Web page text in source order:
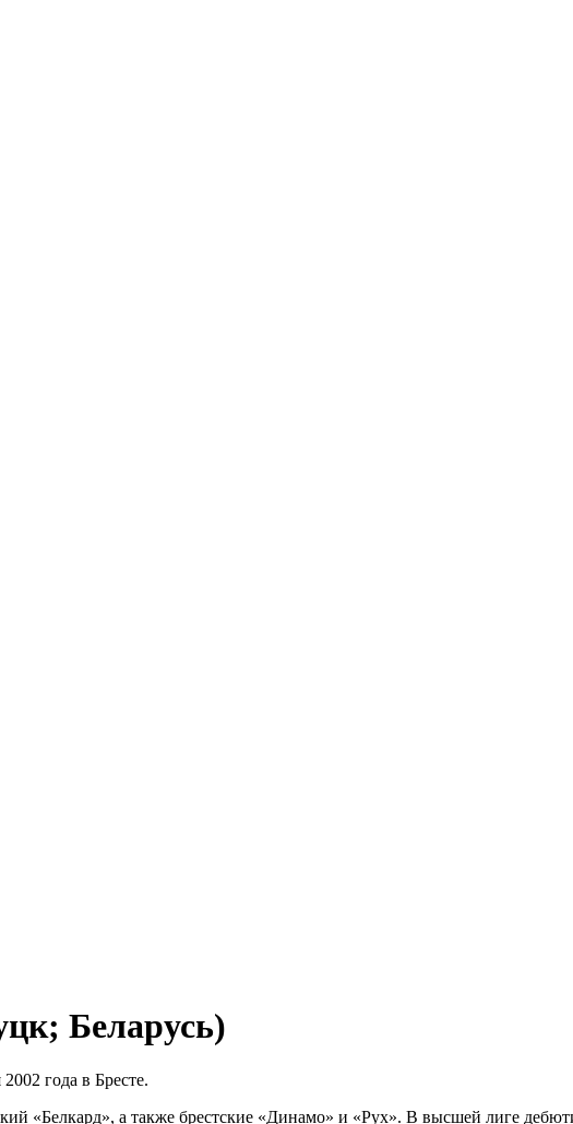
Беларусь)
года в Бресте.
«Белкард», а также брестские «Динамо» и «Рух». В высшей лиге